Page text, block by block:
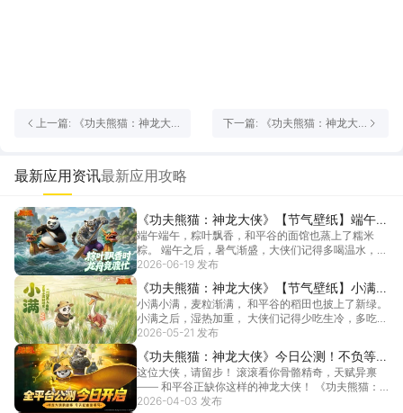
上一篇: 《功夫熊猫：神龙大
下一篇: 《功夫熊猫：神龙大
最新应用资讯最新应用攻略
《功夫熊猫：神龙大侠》【节气壁纸】端午｜
粽叶飘香，龙舟竞渡
端午端午，粽叶飘香，和平谷的面馆也蒸上了糯米
粽。 端午之后，暑气渐盛，大侠们记得多喝温水，少
贪凉哦～... [详情]
2026-06-19 发布
《功夫熊猫：神龙大侠》【节气壁纸】小满｜
麦穗初齐，夏意渐浓
小满小满，麦粒渐满， 和平谷的稻田也披上了新绿。
小满之后，湿热加重， 大侠们记得少吃生冷，多吃清
淡... [详情]
2026-05-21 发布
《功夫熊猫：神龙大侠》今日公测！不负等
待，如约而至！
这位大侠，请留步！ 滚滚看你骨骼精奇，天赋异禀
—— 和平谷正缺你这样的神龙大侠！ 《功夫熊猫：
神龙大... [详情]
2026-04-03 发布